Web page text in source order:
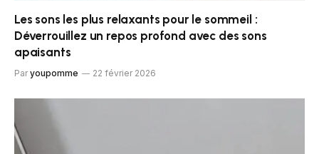
Les sons les plus relaxants pour le sommeil :
Déverrouillez un repos profond avec des sons
apaisants
Par youpomme 22 février 2026